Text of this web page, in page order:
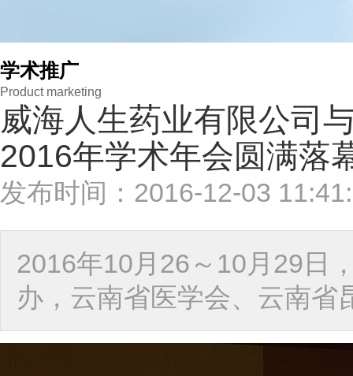
学术推广
Product marketing
威海人生药业有限公司
2016年学术年会圆满落
发布时间：2016-12-03
2016年10月26～10月29日
办，云南省医学会、云南省